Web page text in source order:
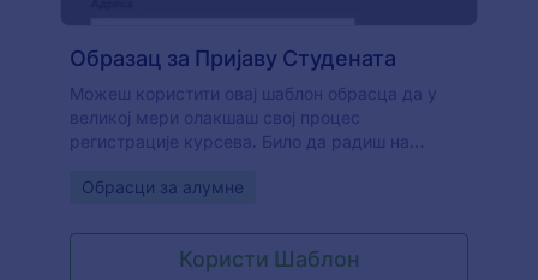
Образац за Пријаву Студената
Можеш користити овај шаблон обрасца да у
великој мери олакшаш свој процес
регистрације курсева. Било да радиш на
можеш користити овај образац да омогућиш
курсеве.
Go to Category:
Обрасци за алумне
Користи Шаблон